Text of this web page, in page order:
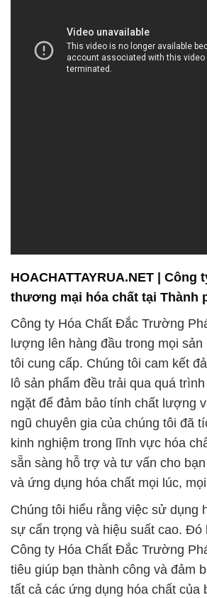
HOACHATTAYRUA.NET | Công
thương mại hóa chất tại Thành
Công ty Hóa Chất Đắc Trường
lượng lên hàng đầu trong mọi
tôi cung cấp. Chúng tôi cam kết
lô sản phẩm đều trải qua quá
ngặt để đảm bảo tính chất lượng
ngũ chuyên gia của chúng tôi đã
kinh nghiệm trong lĩnh vực hóa
sẵn sàng hỗ trợ và tư vấn cho
và ứng dụng hóa chất mọi lúc,
Chúng tôi hiểu rằng việc sử dụng
sự cẩn trọng và hiệu suất cao. Đó
Công ty Hóa Chất Đắc Trường
tiêu giúp bạn thành công và đảm
tất cả các ứng dụng hóa chất của